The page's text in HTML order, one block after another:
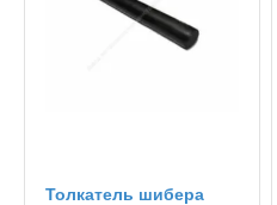
Толкатель шибера